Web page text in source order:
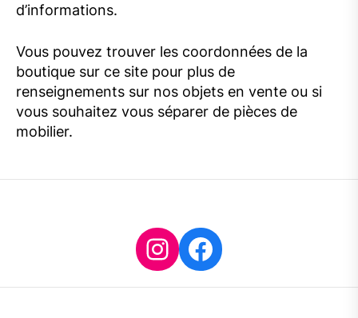
d’informations.
Vous pouvez trouver les coordonnées de la
boutique sur ce site pour plus de
renseignements sur nos objets en vente ou si
vous souhaitez vous séparer de pièces de
mobilier.
Instagram
Facebook